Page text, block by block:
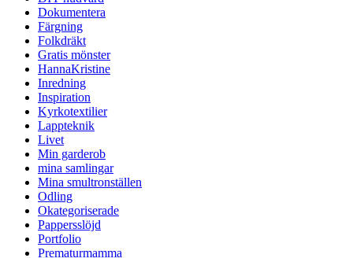
Dokumentera
Färgning
Folkdräkt
Gratis mönster
HannaKristine
Inredning
Inspiration
Kyrkotextilier
Lappteknik
Livet
Min garderob
mina samlingar
Mina smultronställen
Odling
Okategoriserade
Pappersslöjd
Portfolio
Prematurmamma